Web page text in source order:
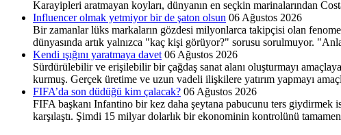
Karayipleri aratmayan koyları, dünyanın en seçkin marinalarından
Influencer olmak yetmiyor bir de şaton olsun 06 Ağustos 2026
Bir zamanlar lüks markaların gözdesi milyonlarca takipçisi olan
dünyasında artık yalnızca "kaç kişi görüyor?" sorusu sorulmuyor.
Kendi ışığını yaratmaya davet 06 Ağustos 2026
Sürdürülebilir ve erişilebilir bir çağdaş sanat alanı oluşturmayı
kurmuş. Gerçek üretime ve uzun vadeli ilişkilere yatırım yapmayı
FIFA’da son düdüğü kim çalacak? 06 Ağustos 2026
FIFA başkanı Infantino bir kez daha şeytana pabucunu ters giydirmek
karşılaştı. Şimdi 15 milyar dolarlık bir ekonominin kontrolünü